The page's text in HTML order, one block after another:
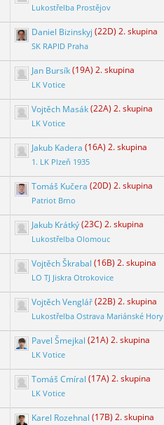
Lukostřelba Prostějov
Daniel Bizinskyj (22D) 2. skupina
SK RAPID Praha
Jan Bursík(19A) 2. skupina
LK Votice
Vojtěch Masák(22A) 2. skupina
LK Votice
Jakub Kadera (16A) 2. skupina
1. LK Plzeň 1935
Tomáš Kučera (20D) 2. skupina
Patriot Brno
Jakub Krátký(23C) 2. skupina
Lukostřelba Olomouc
Vojtěch Škrabal (16B) 2. skupina
LO TJ Jiskra Otrokovice
Vojtěch Venglář(22B) 2. skupina
Lukostřelba Ostrava Mariánské Hory
Pavel Šmejkal (21A) 2. skupina
LK Votice
Tomáš Cmíral (17A) 2. skupina
LK Votice
Karel Rozehnal (17B) 2. skupina